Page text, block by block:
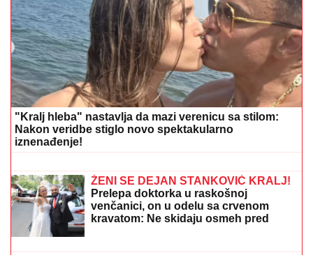
JELENA RADANOVIĆ DOBIJA MONSTRUOZNE
PORUKENakon pretnji Ane Nikolić proživljava horor,
sve objavila: "Patetični ste"
Pisala Bori Santani sa lažnog profila,
on prosuo Filipinsko more laži i poslao
previše, a ona sve snimila i sad ga drži
u šaci
OŽENIO SE DEJAN STANKOVIĆ
KRALJ!Doktorka otkrila kako se
(VIDEO)